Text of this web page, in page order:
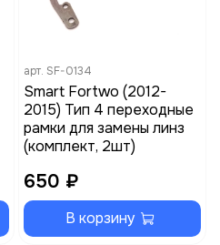
арт. SF-0134
Smart Fortwo (2012-
2015) Тип 4 переходные
рамки для замены линз
(комплект, 2шт)
650 ₽
В корзину